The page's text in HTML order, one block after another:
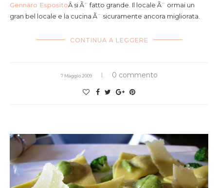
Gennaro EspositoÂ si Ã¨ fatto grande. Il locale Ã¨ ormai un
gran bel locale e la cucina Ã¨ sicuramente ancora migliorata.
CONTINUA A LEGGERE
7 Maggio 2009 0 commento